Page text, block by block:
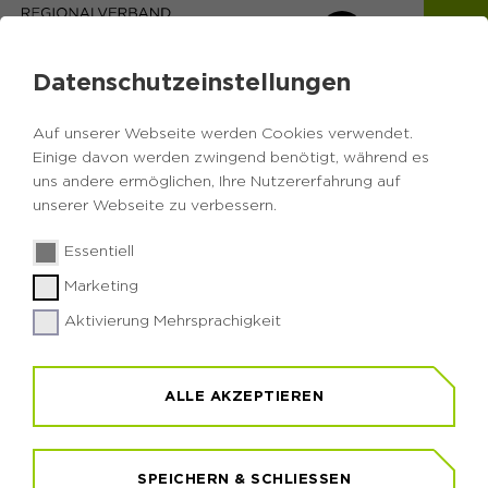
Datenschutzeinstellungen
Auf unserer Webseite werden Cookies verwendet.
Einige davon werden zwingend benötigt, während es
uns andere ermöglichen, Ihre Nutzererfahrung auf
unserer Webseite zu verbessern.
Essentiell
Marketing
Aktivierung Mehrsprachigkeit
ALLE AKZEPTIEREN
SPEICHERN & SCHLIESSEN
Zurück zur Übersicht
Veranstaltung: Traditioneller
Adventsmarkt
am Haus Ripshorst
Sonntag, 29.11.2026